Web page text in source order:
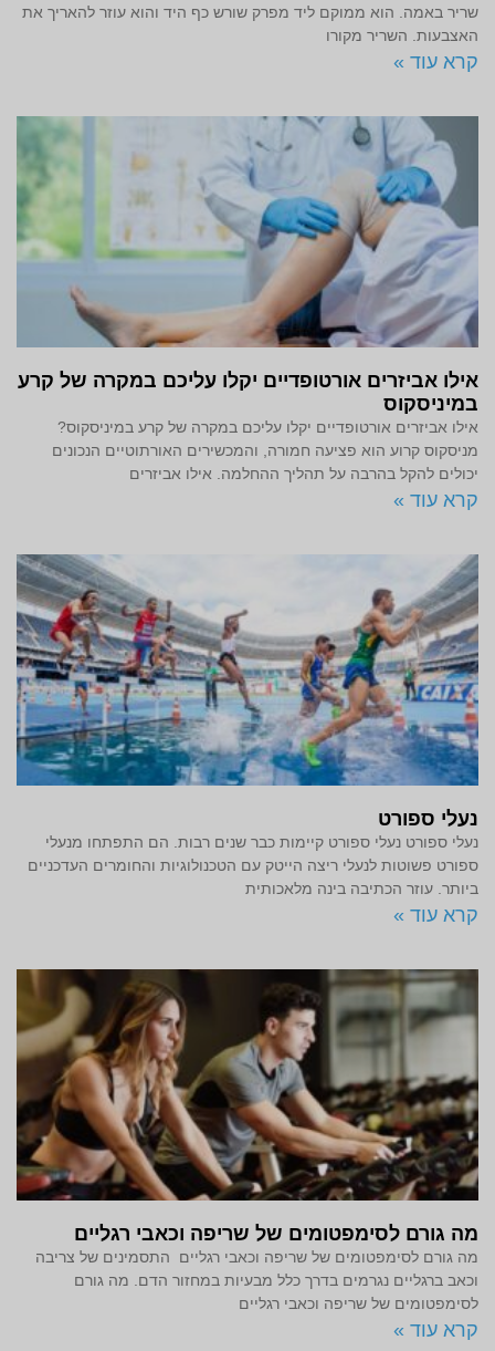
שריר באמה. הוא ממוקם ליד מפרק שורש כף היד והוא עוזר להאריך את
האצבעות. השריר מקורו
קרא עוד »
אילו אביזרים אורטופדיים יקלו עליכם במקרה של קרע
במיניסקוס
אילו אביזרים אורטופדיים יקלו עליכם במקרה של קרע במיניסקוס?
מניסקוס קרוע הוא פציעה חמורה, והמכשירים האורתוטיים הנכונים
יכולים להקל בהרבה על תהליך ההחלמה. אילו אביזרים
קרא עוד »
נעלי ספורט
נעלי ספורט נעלי ספורט קיימות כבר שנים רבות. הם התפתחו מנעלי
ספורט פשוטות לנעלי ריצה הייטק עם הטכנולוגיות והחומרים העדכניים
ביותר. עוזר הכתיבה בינה מלאכותית
קרא עוד »
מה גורם לסימפטומים של שריפה וכאבי רגליים
מה גורם לסימפטומים של שריפה וכאבי רגליים התסמינים של צריבה
וכאב ברגליים נגרמים בדרך כלל מבעיות במחזור הדם. מה גורם
לסימפטומים של שריפה וכאבי רגליים
קרא עוד »